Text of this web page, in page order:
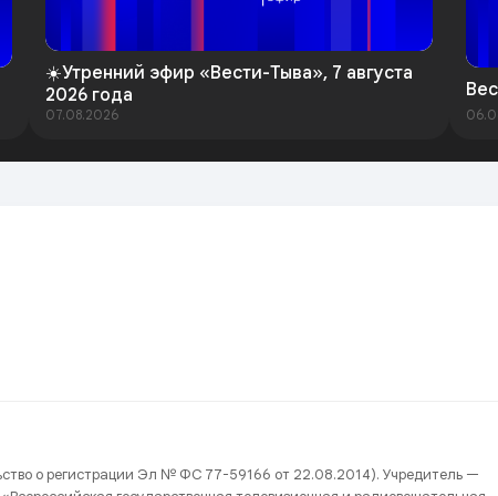
☀️Утренний эфир «Вести-Тыва», 7 августа
2026 года
07.08.2026
о регистрации Эл № ФС 77-59166 от 22.08.2014). Учредитель —